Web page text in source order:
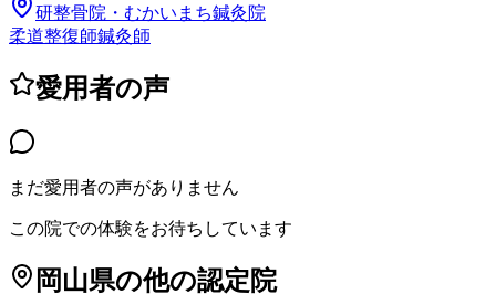
研整骨院・むかいまち鍼灸院
柔道整復師鍼灸師
愛用者の声
まだ愛用者の声がありません
この院での体験をお待ちしています
岡山県の他の認定院